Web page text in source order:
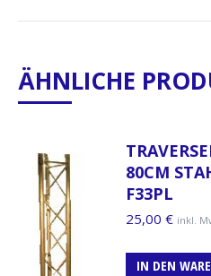
ÄHNLICHE
80CM
F33PL
25,00 € inkl.
IN DEN